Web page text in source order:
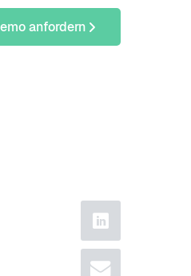
anfordern
linkedin
email